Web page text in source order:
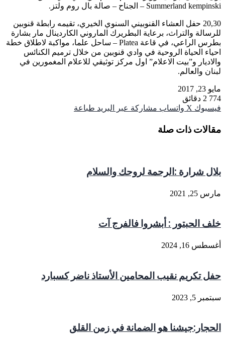
Summerland kempinski – الجناح – صالة بال روم ولتز.
20,30 حفل العشاء القنوبيني السنوي الخيري، تقيمه رابطة قنوبين
للرسالة والتراث، برعاية البطريرك الماروني الكاردينال مار بشارة
بطرس الراعي، في قاعة Platea – ساحل علما، مواكبة لاطلاق خطة
احياء الحياة الروحية في وادي قنوبين من خلال ترميم الكنائس
والاديار و”بيت الاعلام” اول مركز توثيقي للاعلام المغمورين في
لبنان والعالم.
مايو 23, 2017
774 2 دقائق
فيسبوك ‫X واتساب مشاركة عبر البريد طباعة
مقالات ذات صلة
بلال شرارة :الرحمة لروحك والسلام
مارس 25, 2021
خلف الحبتور : أبشروا فالفرج آت
أغسطس 16, 2024
حفل تكريم نقيب المحامين الأستاذ ناضر كسبارد
سبتمبر 5, 2023
الحجار:جيشنا هو الضمانة في زمن القلق